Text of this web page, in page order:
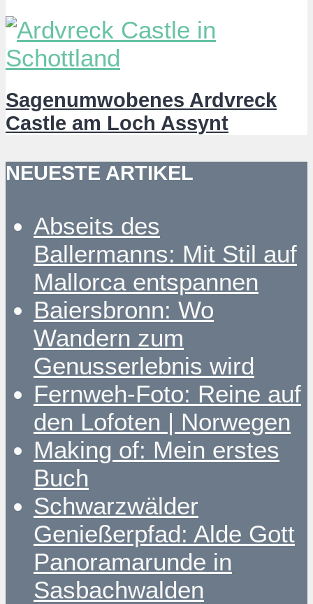
Sagenumwobenes Ardvreck
Castle am Loch Assynt
NEUESTE ARTIKEL
Abseits des
Ballermanns: Mit Stil auf
Mallorca entspannen
Baiersbronn: Wo
Wandern zum
Genusserlebnis wird
Fernweh-Foto: Reine auf
den Lofoten | Norwegen
Making of: Mein erstes
Buch
Schwarzwälder
Genießerpfad: Alde Gott
Panoramarunde in
Sasbachwalden